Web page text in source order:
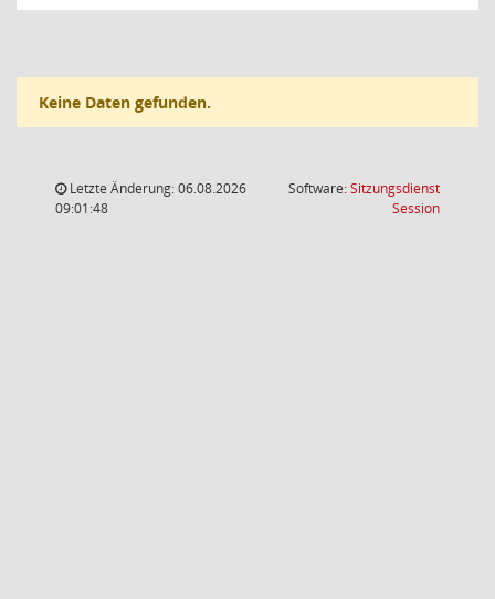
Keine Daten gefunden.
Letzte Änderung: 06.08.2026
09:01:48
Software:Sitzungsdienst
Session(Wird in